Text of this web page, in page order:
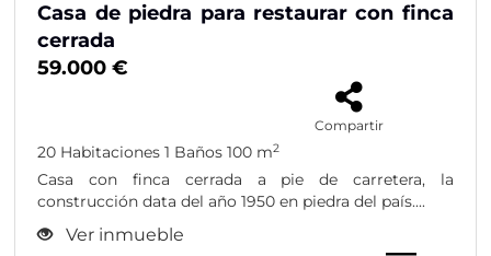
Casa de piedra para restaurar con finca
cerrada
59.000 €
Compartir
20 Habitaciones 1 Baños 100 m2
Casa con finca cerrada a pie de carretera, la
construcción data del año 1950 en piedra del país....
Ver inmueble